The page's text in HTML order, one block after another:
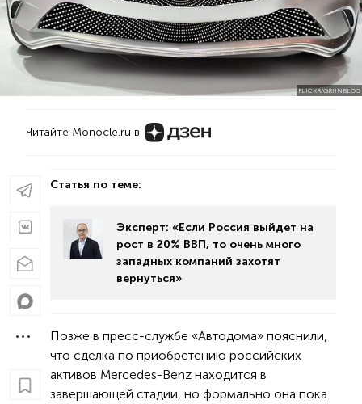
FLICKR/GRIINBLOG
Читайте Monocle.ru в
Статья по теме:
Эксперт: «Если Россия выйдет на
рост в 20% ВВП, то очень много
западных компаний захотят
вернуться»
Позже в пресс-службе «Автодома» пояснили,
что сделка по приобретению российских
активов Mercedes-Benz находится в
завершающей стадии, но формально она пока